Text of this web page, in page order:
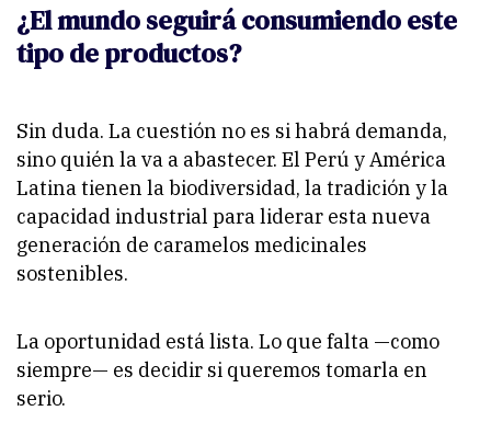
¿El mundo seguirá consumiendo este
tipo de productos?
Sin duda. La cuestión no es si habrá demanda,
sino quién la va a abastecer. El Perú y América
Latina tienen la biodiversidad, la tradición y la
capacidad industrial para liderar esta nueva
generación de caramelos medicinales
sostenibles.
La oportunidad está lista. Lo que falta —como
siempre— es decidir si queremos tomarla en
serio.